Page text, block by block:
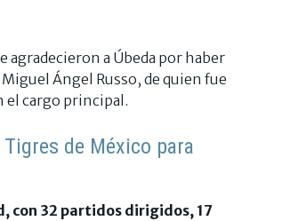
agradecieron a Úbeda por haber
Ángel Russo, de quien fue
el cargo principal.
de México para
con 32 partidos dirigidos, 17